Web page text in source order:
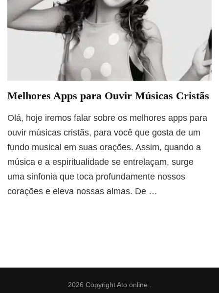
Melhores Apps para Ouvir Músicas Cristãs
Olá, hoje iremos falar sobre os melhores apps para
ouvir músicas cristãs, para você que gosta de um
fundo musical em suas orações. Assim, quando a
música e a espiritualidade se entrelaçam, surge
uma sinfonia que toca profundamente nossos
corações e eleva nossas almas. De …
2026 CopyrightAto online .